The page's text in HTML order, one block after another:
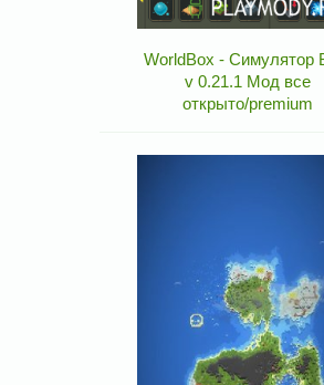
WorldBox - Симулятор
v 0.21.1 Мод все
открыто/premium